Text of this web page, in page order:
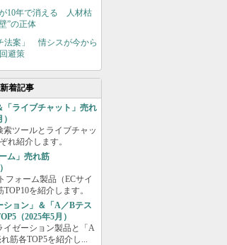
10年で消える 人材枯
”の正体
法案」 情シスが今から
避策
着記事
「ライブチャット」売れ
ツールとライブチャッ
れ紹介します。
ム」売れ筋
フォーム製品（ECサイ
を紹介します。
ション」＆「A／Bテス
（2025年5月）
イゼーション製品と「A
筋各TOP5を紹介し...